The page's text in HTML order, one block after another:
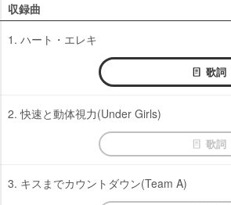
収録曲
1. ハート・エレキ
歌詞
2. 快速と動体視力(Under Girls)
歌詞
3. キスまでカウントダウン(Team A)